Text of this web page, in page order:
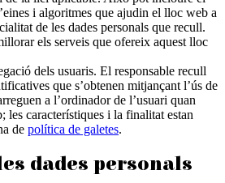
i algoritmes que ajudin el lloc web a
de les dades personals que recull.
els serveis que ofereix aquest lloc
dels usuaris. El responsable recull
que s’obtenen mitjançant l’ús de
a l’ordinador de l’usuari quan
les característiques i la finalitat estan
de política de galetes.
dades personals